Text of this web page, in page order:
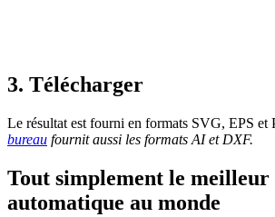
3. Télécharger
Le résultat est fourni en formats SVG, EPS et
bureau fournit aussi les formats AI et DXF.
Tout simplement le
automatique au monde